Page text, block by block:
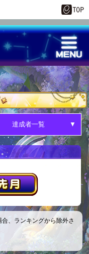
達成者一覧
、ランキングから除外さ